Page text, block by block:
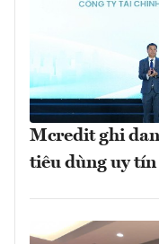
Mcredit ghi
tiêu dùng uy